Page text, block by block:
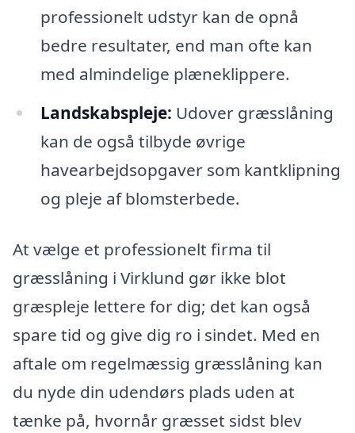
professionelt udstyr kan de opnå
bedre resultater, end man ofte kan
med almindelige plæneklippere.
Landskabspleje: Udover græsslåning
kan de også tilbyde øvrige
havearbejdsopgaver som kantklipning
og pleje af blomsterbede.
At vælge et professionelt firma til
græsslåning i Virklund gør ikke blot
græspleje lettere for dig; det kan også
spare tid og give dig ro i sindet. Med en
aftale om regelmæssig græsslåning kan
du nyde din udendørs plads uden at
tænke på, hvornår græsset sidst blev